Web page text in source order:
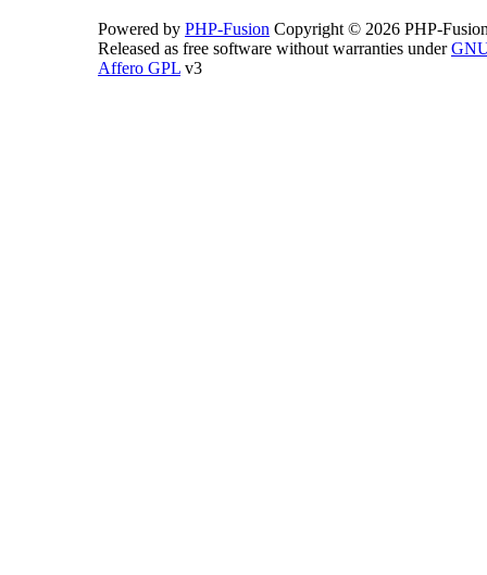
Powered by PHP-Fusion Copyright © 2026 PHP-
Released as free software without warranties under
Affero GPL v3